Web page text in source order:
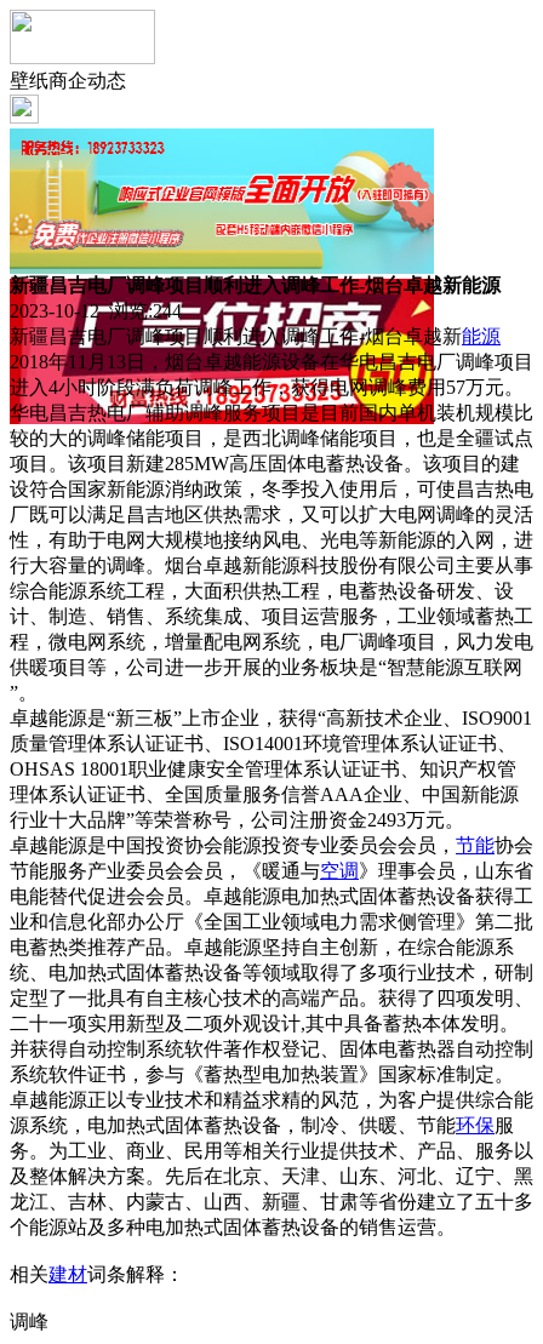
壁纸商企动态
新疆昌吉电厂调峰项目顺利进入调峰工作-烟台卓越新能源
2023-10-12 浏览:244
新疆昌吉电厂调峰项目顺利进入调峰工作-烟台卓越新能源
2018年11月13日，烟台卓越能源设备在华电昌吉电厂调峰项目
进入4小时阶段满负荷调峰工作，获得电网调峰费用57万元。
华电昌吉热电厂辅助调峰服务项目是目前国内单机装机规模比
较的大的调峰储能项目，是西北调峰储能项目，也是全疆试点
项目。该项目新建285MW高压固体电蓄热设备。该项目的建
设符合国家新能源消纳政策，冬季投入使用后，可使昌吉热电
厂既可以满足昌吉地区供热需求，又可以扩大电网调峰的灵活
性，有助于电网大规模地接纳风电、光电等新能源的入网，进
行大容量的调峰。烟台卓越新能源科技股份有限公司主要从事
综合能源系统工程，大面积供热工程，电蓄热设备研发、设
计、制造、销售、系统集成、项目运营服务，工业领域蓄热工
程，微电网系统，增量配电网系统，电厂调峰项目，风力发电
供暖项目等，公司进一步开展的业务板块是“智慧能源互联网
”。
卓越能源是“新三板”上市企业，获得“高新技术企业、ISO9001
质量管理体系认证证书、ISO14001环境管理体系认证证书、
OHSAS 18001职业健康安全管理体系认证证书、知识产权管
理体系认证证书、全国质量服务信誉AAA企业、中国新能源
行业十大品牌”等荣誉称号，公司注册资金2493万元。
卓越能源是中国投资协会能源投资专业委员会会员， 节能协会
节能服务产业委员会会员，《暖通与空调》理事会员，山东省
电能替代促进会会员。卓越能源电加热式固体蓄热设备获得工
业和信息化部办公厅《全国工业领域电力需求侧管理》第二批
电蓄热类推荐产品。卓越能源坚持自主创新，在综合能源系
统、电加热式固体蓄热设备等领域取得了多项行业技术，研制
定型了一批具有自主核心技术的高端产品。获得了四项发明、
二十一项实用新型及二项外观设计,其中具备蓄热本体发明。
并获得自动控制系统软件著作权登记、固体电蓄热器自动控制
系统软件证书，参与《蓄热型电加热装置》国家标准制定。
卓越能源正以专业技术和精益求精的风范，为客户提供综合能
源系统，电加热式固体蓄热设备，制冷、供暖、节能环保服
务。为工业、商业、民用等相关行业提供技术、产品、服务以
及整体解决方案。先后在北京、天津、山东、河北、辽宁、黑
龙江、吉林、内蒙古、山西、新疆、甘肃等省份建立了五十多
个能源站及多种电加热式固体蓄热设备的销售运营。
相关建材词条解释：
调峰